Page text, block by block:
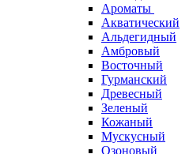
Ароматы
Акватический
Альдегидный
Амбровый
Восточный
Гурманский
Древесный
Зеленый
Кожаный
Мускусный
Озоновый